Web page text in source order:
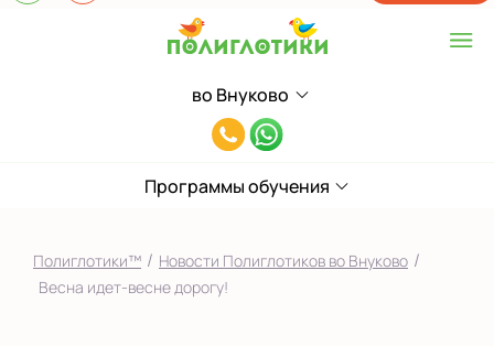
во Внуково
Выберите центр
Верхние Лихоборы
ЖК Прокшино
Фили
8(991)949-
55
Программы обучения
Полиглотики™ / Новости Полиглотиков во Внуково /
Весна идет-весне дорогу!